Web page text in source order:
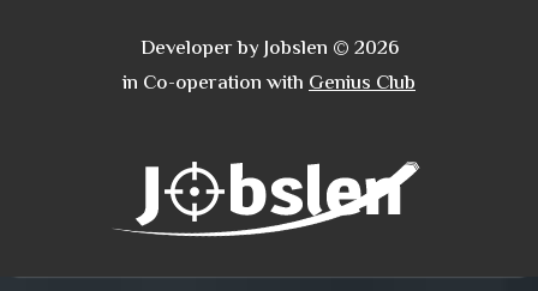
Developer by Jobslen © 2026
in Co-operation withGenius Club